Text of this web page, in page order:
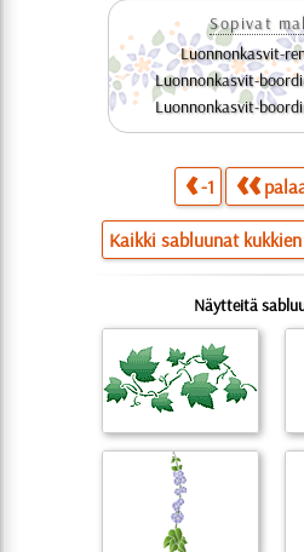
Sopivat
Luonnonkasvit-
Luonnonkasvit-
Luonnonkasvit-
-1
Kaikki sabluunat
Näytteitä